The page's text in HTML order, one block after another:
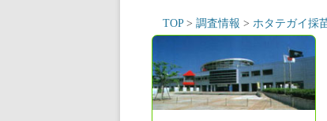
TOP> 調査情報 > ホタテガイ採